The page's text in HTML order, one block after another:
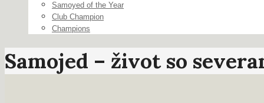
Samoyed of the Year
Club Champion
Champions
Samojed – život so